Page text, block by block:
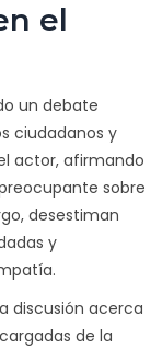
el
un debate
ciudadanos y
actor, afirmando
sobre
desestiman
y
discusión acerca
de la